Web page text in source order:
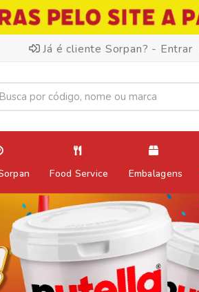
Já é cliente Sorpan? - Entrar
Food Service Embalagens